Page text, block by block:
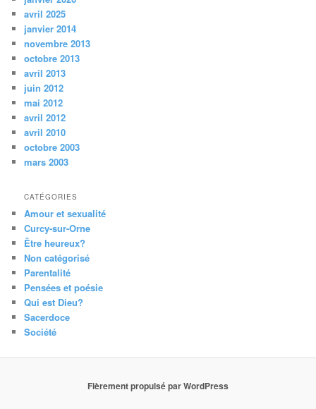
avril 2025
janvier 2014
novembre 2013
octobre 2013
avril 2013
juin 2012
mai 2012
avril 2012
avril 2010
octobre 2003
mars 2003
CATÉGORIES
Amour et sexualité
Curcy-sur-Orne
Être heureux?
Non catégorisé
Parentalité
Pensées et poésie
Qui est Dieu?
Sacerdoce
Société
Fièrement propulsé par WordPress